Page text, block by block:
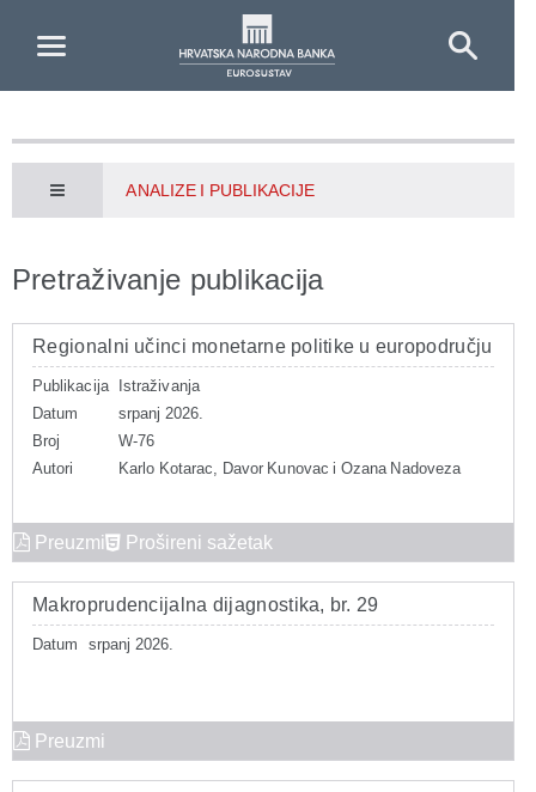
ANALIZE I PUBLIKACIJE
Pretraživanje publikacija
Regionalni učinci monetarne politike u europodručju
Publikacija
Istraživanja
Datum
srpanj 2026.
Broj
W-76
Autori
Karlo Kotarac, Davor Kunovac i Ozana Nadoveza
Preuzmi Prošireni sažetak
Makroprudencijalna dijagnostika, br. 29
Datum srpanj 2026.
Preuzmi